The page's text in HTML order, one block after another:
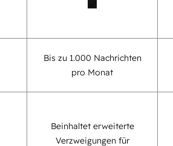
Bis zu 1.000 Nachrichten
pro Monat
Beinhaltet erweiterte
Verzweigungen für